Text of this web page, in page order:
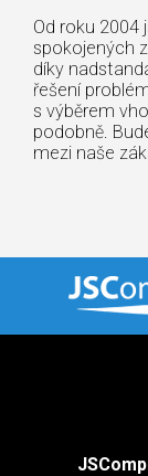
Od roku 2004
spokojených
díky
řešení
s výběrem
podobně.
mezi naše